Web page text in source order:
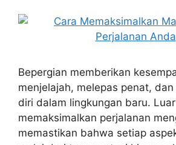
Bepergian memberikan
menjelajah, melepas penat,
diri dalam lingkungan baru.
memaksimalkan perjalanan
memastikan bahwa setiap